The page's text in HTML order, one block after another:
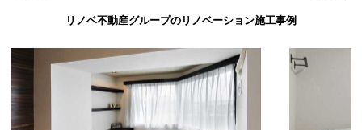
リノベ不動産グループのリノベーション施工事例